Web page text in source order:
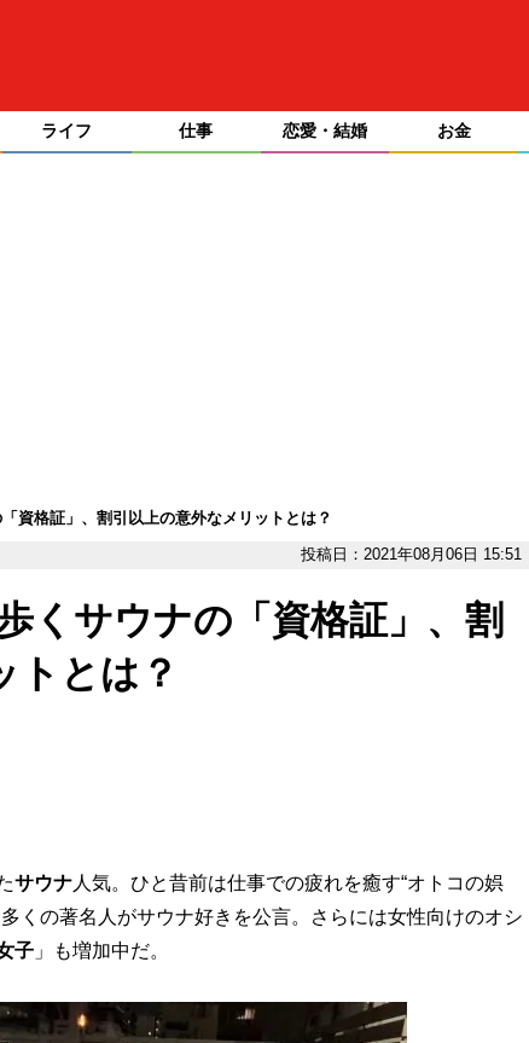
ライフ 仕事 恋愛・結婚 お金
資格証」、割引以上の意外なメリットとは？
投稿日：2021年08月06日 15:51
くサウナの「資格証」、割
トとは？
サウナ人気。ひと昔前は仕事での疲れを癒す“オトコの娯
くの著名人がサウナ好きを公言。さらには女性向けのオシ
子」も増加中だ。